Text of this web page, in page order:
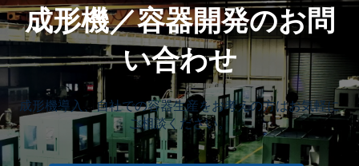
成形機／容器開発のお問
い合わせ
成形機導入、自社での容器生産をお考えの方はお気軽に
ご相談ください。